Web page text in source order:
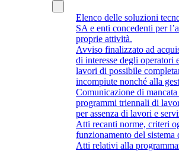
Elenco delle soluzioni
SA e enti concedenti per
proprie attività.
Avviso finalizzato ad
di interesse degli operatori
lavori di possibile
incompiute nonché alla
Comunicazione di
programmi triennali di
per assenza di lavori e
Atti recanti norme, criteri
funzionamento del
Atti relativi alla